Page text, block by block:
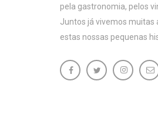
pela gastronomia, pelos
Juntos já vivemos muitas
estas nossas pequenas